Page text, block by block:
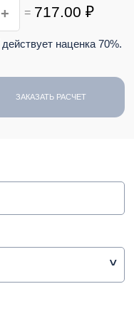
+ = 717.00 ₽
действует наценка 70%.
ЗАКАЗАТЬ РАСЧЕТ